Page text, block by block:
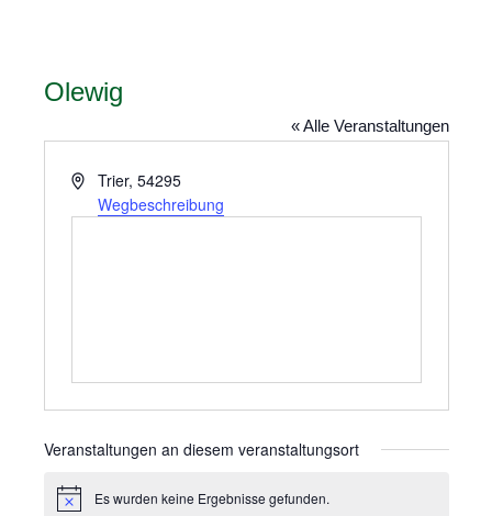
Olewig
« Alle Veranstaltungen
Adresse
Trier, 54295
Wegbeschreibung
Veranstaltungen an diesem veranstaltungsort
HinweisEs wurden keine Ergebnisse gefunden.